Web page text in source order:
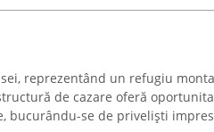
reprezentând un refugiu
de cazare oferă
bucurându-se de priveliști